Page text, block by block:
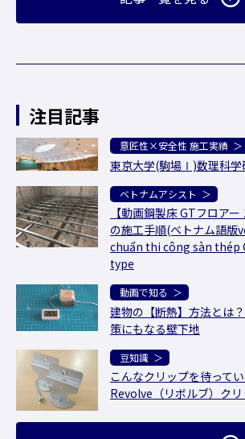
注目記事
意匠性×安全性 施工実績
東京大学(駒場Ⅰ)数理科学
ベトナムアシスト
【動画鋼製床 GTフロア
の施工手順(ベトナム語
chuẩn thi công sàn thép
type
動画で知る
建物の【断熱】方法とは
策にもなる壁下地
豆知識
こんなクリップを待ってい
Revolve（リボルブ）ク